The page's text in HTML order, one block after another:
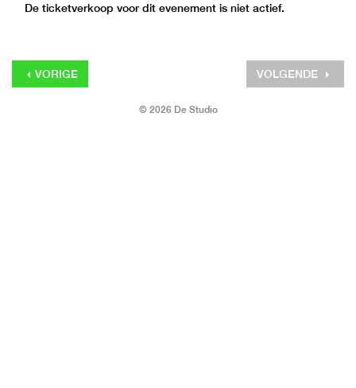
De ticketverkoop voor dit evenement is niet actief.
VORIGE VOLGENDE
© 2026 De Studio